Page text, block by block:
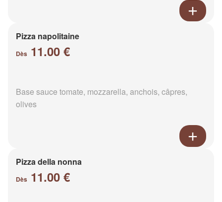
Pizza napolitaine
Dès 11.00 €
Base sauce tomate, mozzarella, anchois, câpres,
olives
Pizza della nonna
Dès 11.00 €